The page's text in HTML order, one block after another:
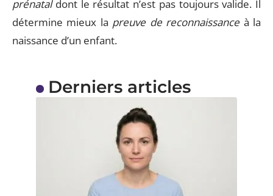
prénatal dont le résultat n’est pas toujours valide. Il
détermine mieux la preuve de reconnaissance à la
naissance d’un enfant.
Derniers articles